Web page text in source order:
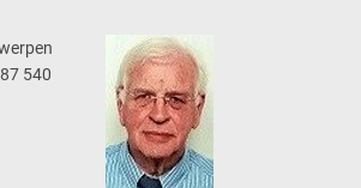
540